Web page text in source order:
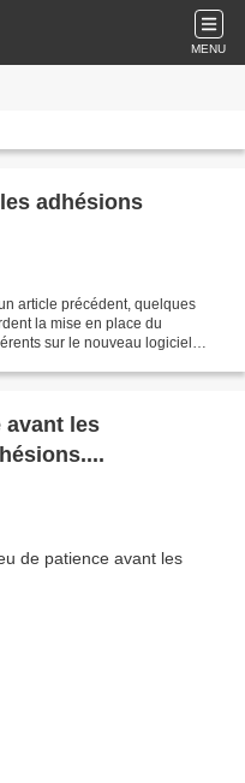
MENU
adhésions
article précédent, quelques
la mise en place du
sur le nouveau logiciel
avant les